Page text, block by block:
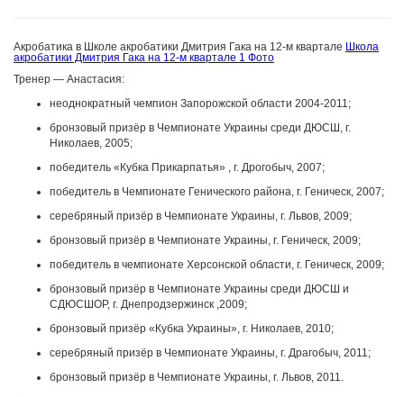
Акробатика в Школе акробатики Дмитрия Гака на 12-м квартале Школа
акробатики Дмитрия Гака на 12-м квартале 1 Фото
Тренер — Анастасия:
неоднократный чемпион Запорожской области 2004-2011;
бронзовый призёр в Чемпионате Украины среди ДЮСШ, г.
Николаев, 2005;
победитель «Кубка Прикарпатья» , г. Дрогобыч, 2007;
победитель в Чемпионате Генического района, г. Геническ, 2007;
серебряный призёр в Чемпионате Украины, г. Львов, 2009;
бронзовый призёр в Чемпионате Украины, г. Геническ, 2009;
победитель в чемпионате Херсонской области, г. Геническ, 2009;
бронзовый призёр в Чемпионате Украины среди ДЮСШ и
СДЮСШОР, г. Днепродзержинск ,2009;
бронзовый призёр «Кубка Украины», г. Николаев, 2010;
серебряный призёр в Чемпионате Украины, г. Драгобыч, 2011;
бронзовый призёр в Чемпионате Украины, г. Львов, 2011.